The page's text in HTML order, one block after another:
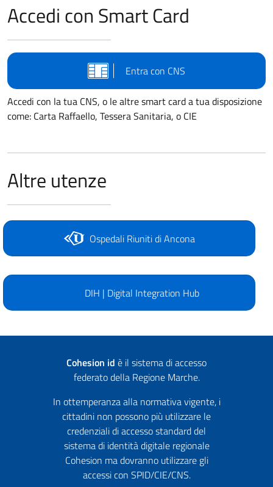
Accedi con Smart Card
Entra con CNS
Accedi con la tua CNS, o le altre smart card a tua disposizione
come: Carta Raffaello, Tessera Sanitaria, o CIE
Altre utenze
Ospedali Riuniti di Ancona
DIH | Digital Integration Hub
Cohesion id è il sistema di accesso
federato della Regione Marche.
In ottemperanza alla normativa vigente, i
cittadini non possono più utilizzare le
credenziali di accesso standard del
sistema di identità digitale regionale
Cohesion ma dovranno utilizzare gli
accessi con SPID/CIE/CNS.